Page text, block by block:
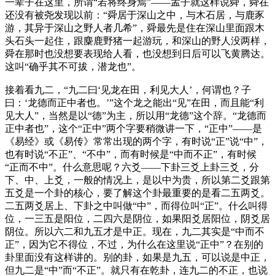
还没有被尧发现以前：“舜居于深山之中，与木石居，与鹿豕
游，其异于深山之野人者几希”，舜最先是住在深山里面跟木
头石头一起住，跟麋鹿野猪一起游玩，和深山的野人没两样，
舜在那时也没想要表现给人看，也没想到日后可以飞黄腾达。
这叫“确乎其不可拔，潜龙也”。
接着看九二，“九二曰‘见龙在田，利见大人’，何谓也？子
曰：‘龙德而正中者也。’”这个龙之能出“见”在田，而且能“利
见大人”，当然是以“德”为主，所以用“龙德”这个辞。“龙德而
正中者也”，这个“正中”两个字要稍微讲一下，“正中”——是
《易经》或《易传》常常出现的两个字，有时说“正”说“中”，
也有时说“不正”、“不中”，而有时候是“中而不正”，有时候
“正而不中”。什么意思呢？六爻——下卦三爻上卦三爻，分
下、中、上爻，一般的情况上，是以中为贵，所以第二爻跟第
五爻是一个卦的核心，要了解这个卦最重要的是看二五两爻。
二五两爻居上、下卦之中叫做“中”，而得位叫“正”。什么叫得
位，一三五是阳位，二四六是阴位，如果阳爻居阳位，阴爻居
阴位。所以六二和九五才是中正。现在，九二其实是“中而不
正”，因为它不得位，不过，为什么在这里说“正中”？在别的
卦里面没有这样讲的。别的卦，如果是九五，可以说是中正，
但九二是“中”而“不正”。就只有在乾卦，连九二的不正，也说